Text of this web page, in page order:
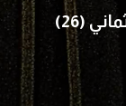
(26)